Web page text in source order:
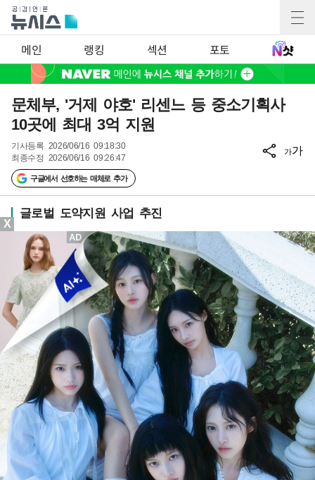
메인 랭킹 섹션 포토
문체부, '거제 야호' 리센느 등 중소기획사
10곳에 최대 3억 지원
기사등록 2026/06/16 09:18:30
최종수정 2026/06/16 09:26:47
구글에서 선호하는 매체로 추가
가가
글로벌 도약지원 사업 추진
X